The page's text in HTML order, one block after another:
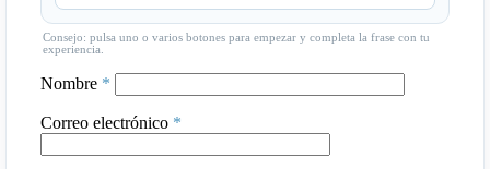
Consejo: pulsa uno o varios botones para empezar y completa la frase con tu
experiencia.
Nombre *
Correo electrónico *